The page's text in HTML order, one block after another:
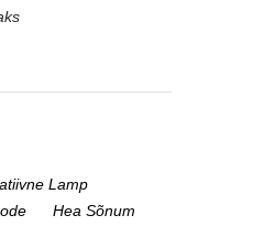
Lamp
Hea Sõnum